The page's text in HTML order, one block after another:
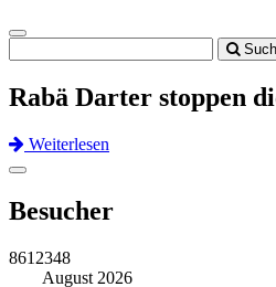
Toggle
navigation
Rabä Darter stoppen
Weiterlesen
Previous
Next
Toggle
Besucher
8612348
August 2026